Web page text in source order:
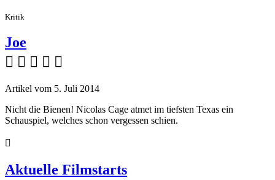
Kritik
Joe
    
Artikel vom 5. Juli 2014
Nicht die Bienen! Nicolas Cage atmet im tiefsten Texas ein
Schauspiel, welches schon vergessen schien.

Aktuelle Filmstarts